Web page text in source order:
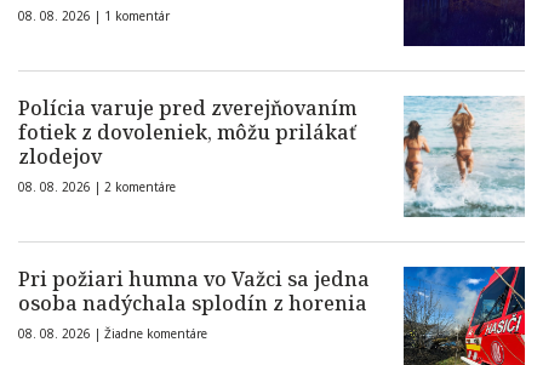
08. 08. 2026 | 1 komentár
Polícia varuje pred zverejňovaním
fotiek z dovoleniek, môžu prilákať
zlodejov
08. 08. 2026 | 2 komentáre
Pri požiari humna vo Važci sa jedna
osoba nadýchala splodín z horenia
08. 08. 2026 | Žiadne komentáre